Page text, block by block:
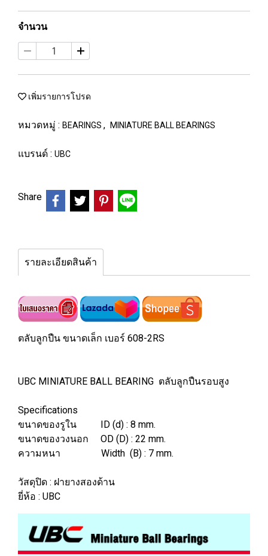
จำนวน
เพิ่มรายการโปรด
หมวดหมู่ : BEARINGS , MINIATURE BALL BEARINGS
แบรนด์ : UBC
Share
รายละเอียดสินค้า
ตลับลูกปืน ขนาดเล็ก เบอร์ 608-2RS
UBC MINIATURE BALL BEARING ตลับลูกปืนรอบสูง
Specifications
ขนาดของรูใน ID (d) : 8 mm.
ขนาดของวงนอก OD (D) : 22 mm.
ความหนา Width (B) : 7 mm.
วัสดุปิด : ฝายางสองด้าน
ยี่ห้อ : UBC